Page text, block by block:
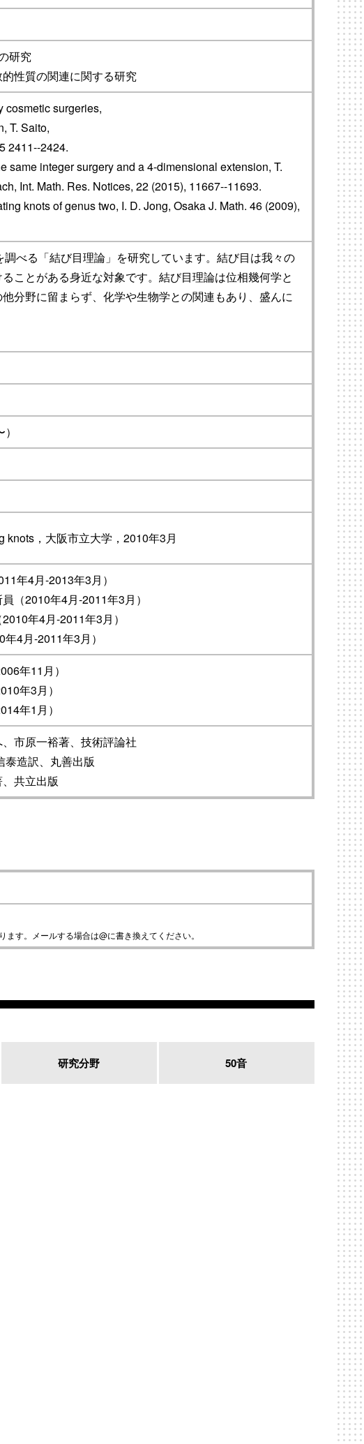
研究
性質の関連に関する研究
cosmetic surgeries,
T. Saito,
2411--2424.
same integer surgery and a 4-dimensional extension, T.
Int. Math. Res. Notices, 22 (2015), 11667--11693.
knots of genus two, I. D. Jong, Osaka J. Math. 46 (2009),
べる「結び目理論」を研究しています。結び目は我々の
ことがある身近な対象です。結び目理論は位相幾何学と
分野に留まらず、化学や生物学との関連もあり、盛んに
，大阪市立大学，2010年3月
年4月-2013年3月）
（2010年4月-2011年3月）
年4月-2011年3月）
4月-2011年3月）
年11月）
年3月）
年1月）
市原一裕著、技術評論社
泰造訳、丸善出版
共立出版
す。メールする場合は@に書き換えてください。
研究分野 50音